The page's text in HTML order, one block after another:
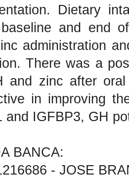
Dietary
and end
administration
There was a
and zinc after oral
in improving
and IGFBP3, GH
BANCA:
- JOSE